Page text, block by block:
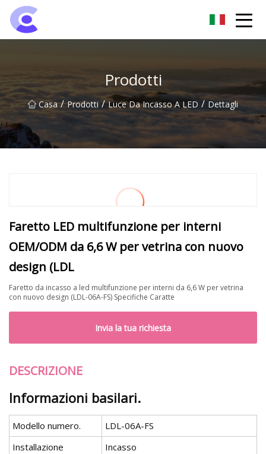
Prodotti
Casa / Prodotti / Luce Da Incasso A LED / Dettagli
Faretto LED multifunzione per interni
OEM/ODM da 6,6 W per vetrina con nuovo
design (LDL
Faretto da incasso a led multifunzione per interni da 6,6 W per vetrina
con nuovo design (LDL-06A-FS) Specifiche Caratte
Invia la tua richiesta
DESCRIZIONE
Informazioni basilari.
Modello numero.
LDL-06A-FS
Installazione
Incasso